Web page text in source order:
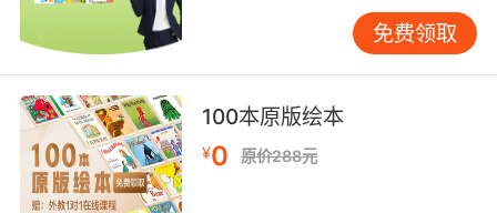
停顿（Brown, 2021）。VIPKID培训体系特别强
调三拍节奏法：提问前预备拍、讲解中强调拍、
互动后反馈拍，通过节奏变化构建认知阶梯。
四、文化适配性：超越发音的语言生态 口音承载
着深层文化密码。剑桥语言文化数据库（2023）
分析表明，同一发音在不同文化语境中可能产生
完全相反的语义联想。VIPKID要求外教不仅掌握
免费领取
100本原版绘本
¥0 原价288元